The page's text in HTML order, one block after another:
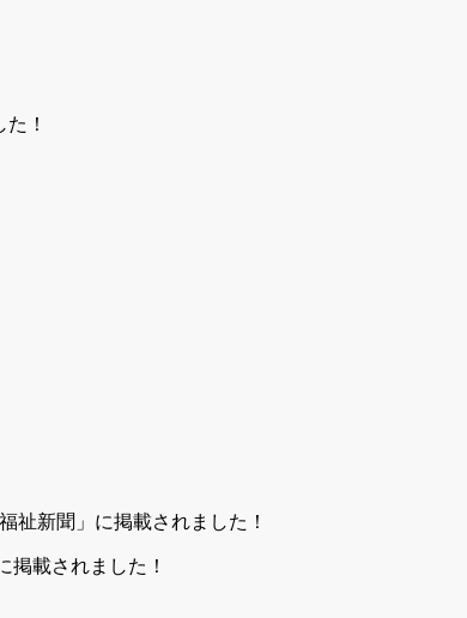
掲載されました！